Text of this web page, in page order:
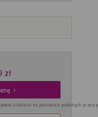
zł
ustalana na podstawie podanych przez